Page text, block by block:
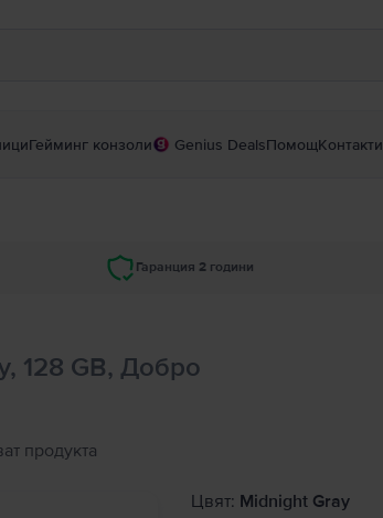
Гейминг конзоли Genius DealsПомощКонтакти
Гаранция 2 години
128 GB, Добро
продукта
Цвят: Midnight Gray